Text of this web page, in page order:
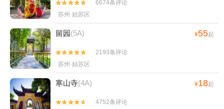


6674条评论
苏州·姑苏区
留园(5A) ¥55起


2193条评论
苏州·姑苏区
寒山寺(4A) ¥18起

 4752条评论